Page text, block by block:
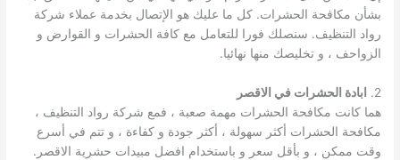
بشأن مكافحة الحشرات. كل ما عليك هو الإتصال بخدمة عملاء شركة
رواد التنظيف. سنصلك فورا للتعامل مع كافة الحشرات و القوارض و
الزواحف ، و تخليصك منها نهائيا.
2.
ابادة الحشرات في الاقصر
هما كانت مكافحة الحشرات مهمة صعبة ، فمع شركة رواد التنظيف ،
مكافحة الحشرات أكثر سهولة ، أكثر جودة و كفاءة ، و تتم في أسرع
وقت ممكن ، و بأقل سعر و باستخدام افضل مبيدات حشرية الاقصر.